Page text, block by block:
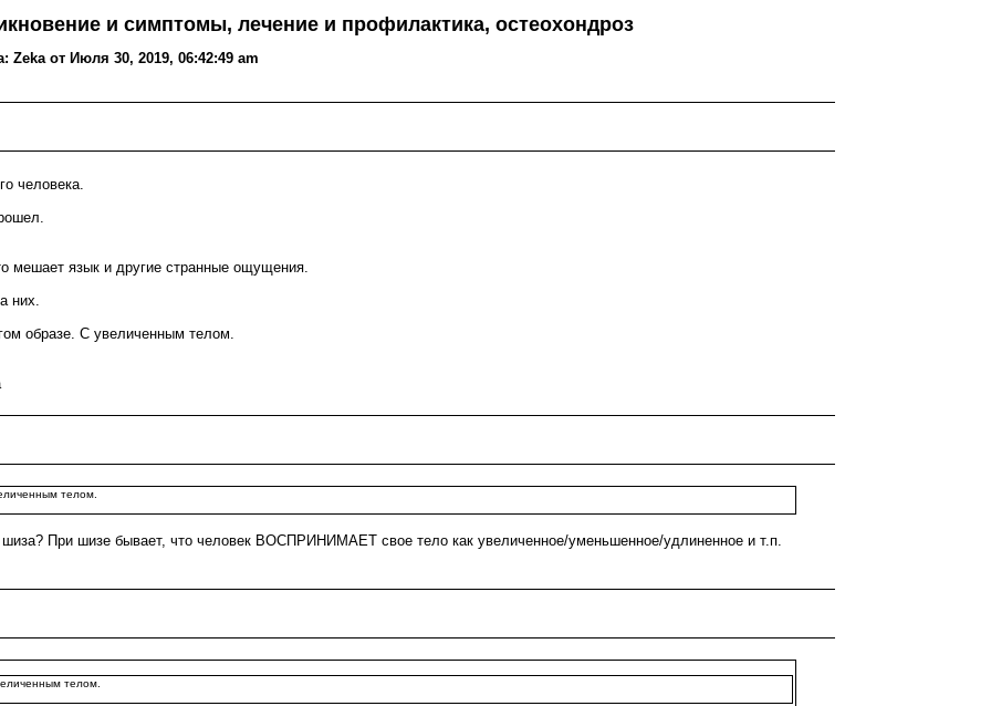
и симптомы, лечение и профилактика, остеохондроз
Zeka от Июля 30, 2019, 06:42:49 am
человека.
мешает язык и другие странные ощущения.
них.
образе. С увеличенным телом.
телом.
шиза? При шизе бывает, что человек ВОСПРИНИМАЕТ свое тело как увеличенное/уменьшенное/удлиненное и т.п.
телом.